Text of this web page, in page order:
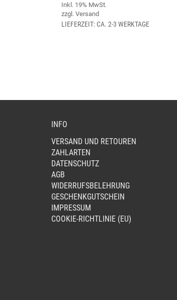
Inkl. 19% MwSt.
zzgl. Versand
LIEFERZEIT: CA. 2-3 WERKTAGE
INFO
VERSAND UND RETOUREN
ZAHLARTEN
DATENSCHUTZ
AGB
WIDERRUFSBELEHRUNG
GESCHENKGUTSCHEIN
IMPRESSUM
COOKIE-RICHTLINIE (EU)